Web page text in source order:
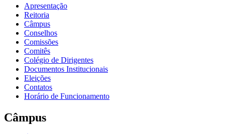
Apresentação
Reitoria
Câmpus
Conselhos
Comissões
Comitês
Colégio de Dirigentes
Documentos Institucionais
Eleições
Contatos
Horário de Funcionamento
Câmpus